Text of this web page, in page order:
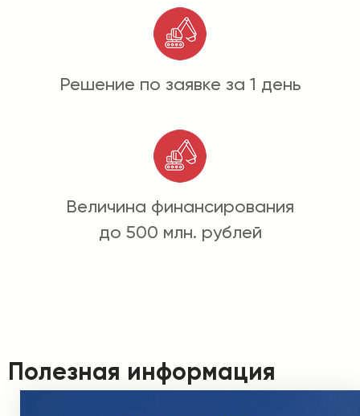
Решение по заявке за 1 день
Величина финансирования
до 500 млн. рублей
Полезная информация